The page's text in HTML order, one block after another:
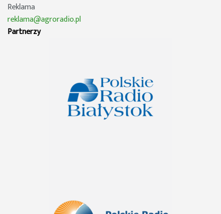
Reklama
reklama@agroradio.pl
Partnerzy